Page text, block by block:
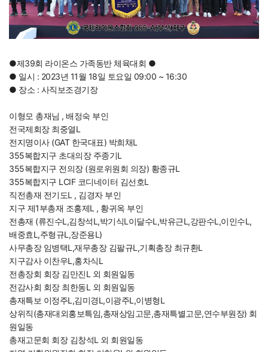
●제39회 라이온스 가족동반 체육대회 ●
● 일시 : 2023년 11월 18일 토요일 09:00 ~ 16:30
● 장소 : 사직보조경기장
이형모 총재님 , 배정숙 부인
전국제회장 최중열L
전지명이사 (GAT 한국대표) 박희채L
355복합지구 초대의장 주종기L
355복합지구 전의장 (원로위원회 의장) 황종규L
355복합지구 LCIF 코디네이터 김선호L
직전총재 전기도L , 김경자 부인
지구 제1부총재 조홍제L , 황귀옥 부인
전총재 (류진수L,김창석L,박기식L이달수L,박유근L,강판수L,이인수L,
배중효L,주형규L,장준용L)
사무총장 임병택L,재무총장 김팔규L,기획총장 최규환L
지구감사 이찬우L,홍차식L
전총장회 회장 김만진L 외 회원일동
전감사회 회장 최한동L 외 회원일동
총재특보 이정주L,김미경L,이광주L,이병형L
상위직(총재대외홍보특임,총재상임고문,총재특별고문,연수부원장) 회
원일동
총재고문회 회장 김창석L 외 회원일동